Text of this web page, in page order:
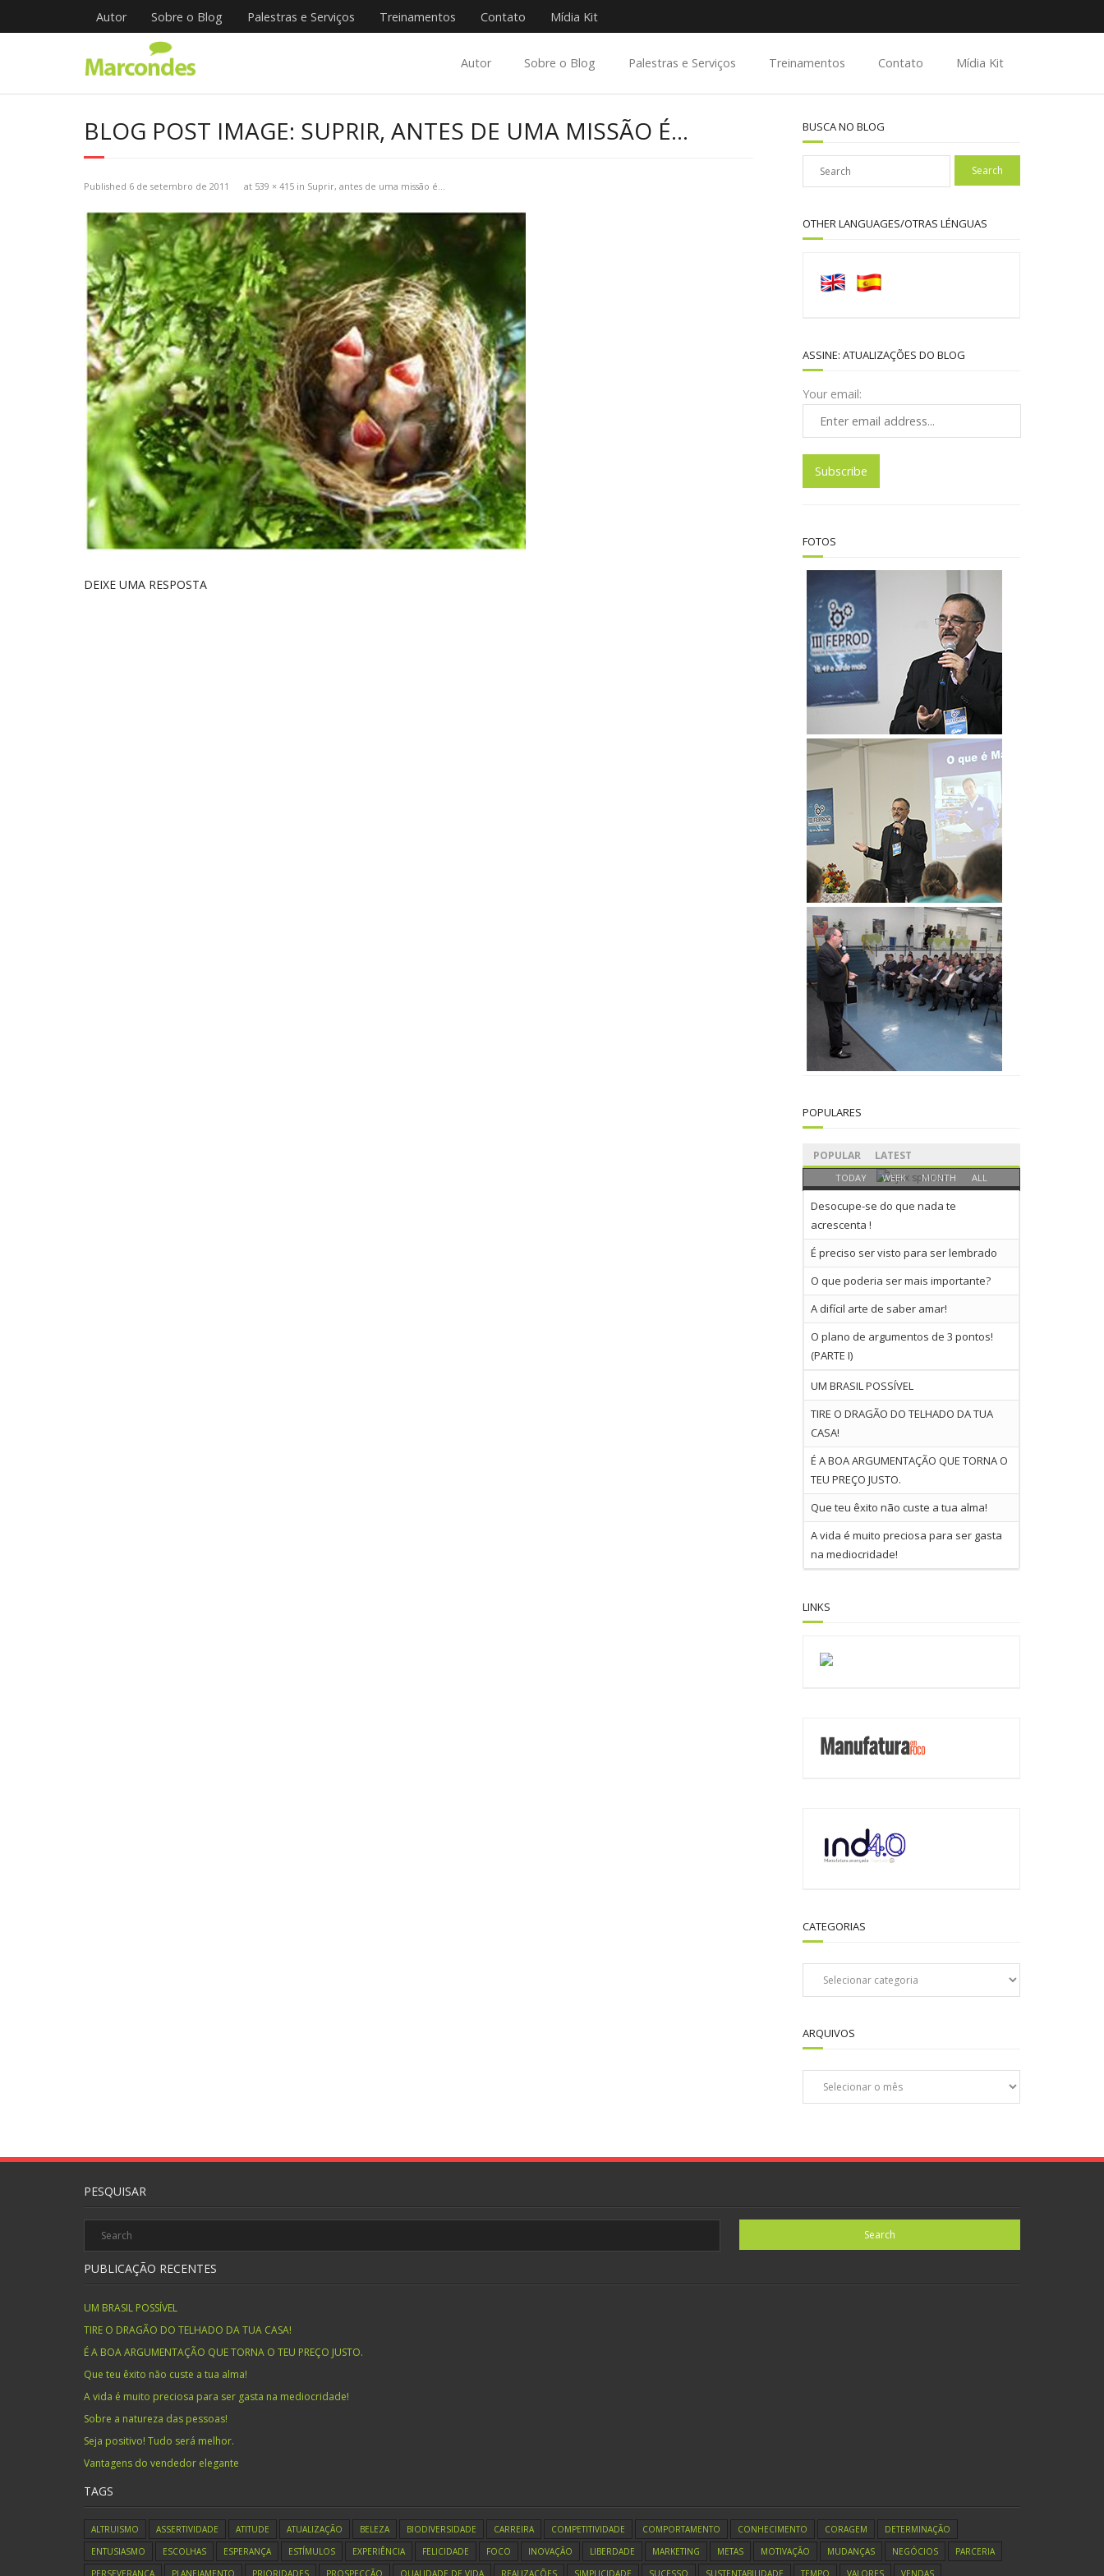
Autor Sobre o Blog Palestras e Serviços Treinamentos Contato Mídia Kit
Autor Sobre o Blog Palestras e Serviços Treinamentos Contato Mídia Kit
BLOG POST IMAGE: SUPRIR, ANTES DE UMA MISSÃO É…
Published 6 de setembro de 2011 at 539 × 415 in Suprir, antes de uma missão é…
DEIXE UMA RESPOSTA
BUSCA NO BLOG
OTHER LANGUAGES/OTRAS LÉNGUAS
ASSINE: ATUALIZAÇÕES DO BLOG
Your email:
FOTOS
POPULARES
POPULAR LATEST
TODAY WEEK MONTH ALL
Desocupe-se do que nada te
acrescenta !
É preciso ser visto para ser lembrado
O que poderia ser mais importante?
A difícil arte de saber amar!
O plano de argumentos de 3 pontos!
(PARTE I)
UM BRASIL POSSÍVEL
TIRE O DRAGÃO DO TELHADO DA TUA
CASA!
É A BOA ARGUMENTAÇÃO QUE TORNA O
TEU PREÇO JUSTO.
Que teu êxito não custe a tua alma!
A vida é muito preciosa para ser gasta
na mediocridade!
LINKS
CATEGORIAS
Categorias
ARQUIVOS
Arquivos
PESQUISAR
PUBLICAÇÃO RECENTES
UM BRASIL POSSÍVEL
TIRE O DRAGÃO DO TELHADO DA TUA CASA!
É A BOA ARGUMENTAÇÃO QUE TORNA O TEU PREÇO JUSTO.
Que teu êxito não custe a tua alma!
A vida é muito preciosa para ser gasta na mediocridade!
Sobre a natureza das pessoas!
Seja positivo! Tudo será melhor.
Vantagens do vendedor elegante
TAGS
ALTRUISMO ASSERTIVIDADE ATITUDE ATUALIZAÇÃO BELEZA BIODIVERSIDADE CARREIRA COMPETITIVIDADE COMPORTAMENTO CONHECIMENTO CORAGEM
DETERMINAÇÃO
ENTUSIASMO
ESCOLHAS ESPERANÇA ESTÍMULOS EXPERIÊNCIA FELICIDADE FOCO INOVAÇÃO LIBERDADE MARKETING METAS MOTIVAÇÃO MUDANÇAS NEGÓCIOS
PARCERIA
PERSEVERANÇA
PLANEJAMENTO PRIORIDADES PROSPECÇÃO QUALIDADE DE VIDA REALIZAÇÕES SIMPLICIDADE SUCESSO SUSTENTABILIDADE TEMPO VALORES VENDAS